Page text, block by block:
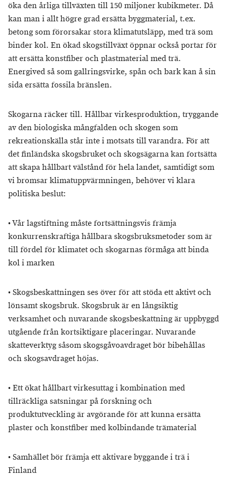
öka den årliga tillväxten till 150 miljoner kubikmeter. Då
kan man i allt högre grad ersätta byggmaterial, t.ex.
betong som förorsakar stora klimatutsläpp, med trä som
binder kol. En ökad skogstillväxt öppnar också portar för
att ersätta konstfiber och plastmaterial med trä.
Energived så som gallringsvirke, spån och bark kan å sin
sida ersätta fossila bränslen.
Skogarna räcker till. Hållbar virkesproduktion, tryggande
av den biologiska mångfalden och skogen som
rekreationskälla står inte i motsats till varandra. För att
det finländska skogsbruket och skogsägarna kan fortsätta
att skapa hållbart välstånd för hela landet, samtidigt som
vi bromsar klimatuppvärmningen, behöver vi klara
politiska beslut:
•Vår lagstiftning måste fortsättningsvis främja
konkurrenskraftiga hållbara skogsbruksmetoder som är
till fördel för klimatet och skogarnas förmåga att binda
kol i marken
•Skogsbeskattningen ses över för att stöda ett aktivt och
lönsamt skogsbruk. Skogsbruk är en långsiktig
verksamhet och nuvarande skogsbeskattning är uppbyggd
utgående från kortsiktigare placeringar. Nuvarande
skatteverktyg såsom skogsgåvoavdraget bör bibehållas
och skogsavdraget höjas.
•Ett ökat hållbart virkesuttag i kombination med
tillräckliga satsningar på forskning och
produktutveckling är avgörande för att kunna ersätta
plaster och konstfiber med kolbindande trämaterial
•Samhället bör främja ett aktivare byggande i trä i
Finland